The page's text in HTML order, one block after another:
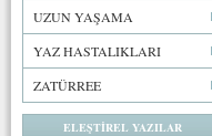
UZUN YAŞAMA
YAZ HASTALIKLARI
ZATÜRREE
ELEŞTİREL YAZILAR